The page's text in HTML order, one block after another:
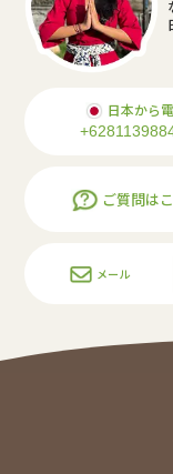
日本から
ご質問は
メール